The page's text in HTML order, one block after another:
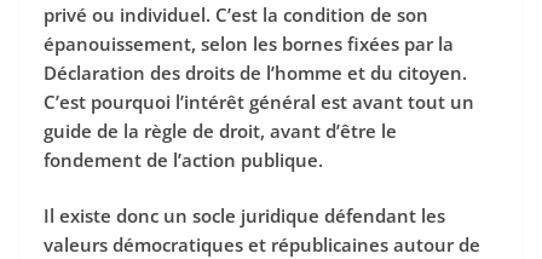
privé ou individuel. C’est la condition de son
épanouissement, selon les bornes fixées par la
Déclaration des droits de l’homme et du citoyen.
C’est pourquoi l’intérêt général est avant tout un
guide de la règle de droit, avant d’être le
fondement de l’action publique.
Il existe donc un socle juridique défendant les
valeurs démocratiques et républicaines autour de